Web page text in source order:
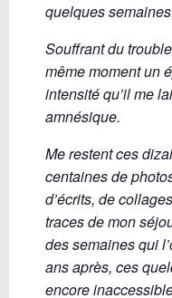
quelques
Souffrant du
même moment un
intensité qu’il me
amnésique.
Me restent ces
centaines de
d’écrits, de
traces de mon
des semaines qui
ans après, ces
encore